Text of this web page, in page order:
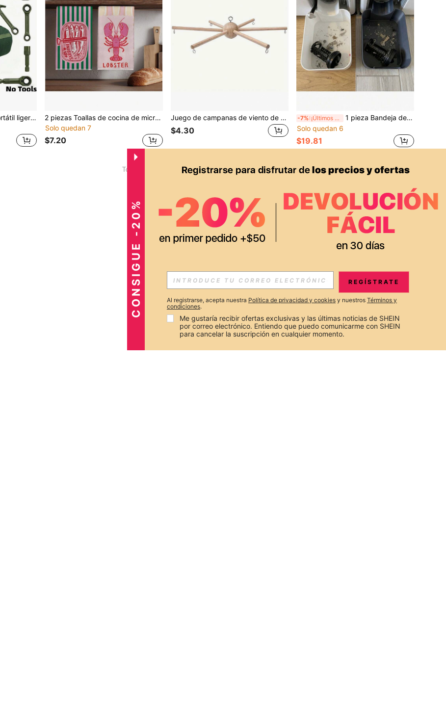
Bolsa de herramientas portátil ligera y duradera mejorada - Bolsa de almacenamiento multifuncional - Adecuada para camping, jardinería, entusiastas del bricolaje, decoración del hogar, reparación de automóviles y otros escenarios de mantenimiento, puede almacenar herramientas u otros artículos - Bolsa de transporte de equipo para exteriores, sin T
2 piezas Toallas de cocina de microfibra con patrón de sardinas en lata a rayas & langosta, 40*60cm Paños absorbentes, Toallas decorativas, Regalos de inauguración de casa, Adecuadas para cocina & baño, Excelentes para amas de casa y reuniones familiares,
Solo quedan 7
$7.20
Juego de campanas de viento de madera colgantes con mecanismo giratorio - Estilo vintage, sin electricidad requerida, fácil de montar, adecuado para decoración del hogar, pared, balcón, campanas de viento para exteriores, decoración de balcón, decoración rústica, construcción duradera
$4.30
-7% ¡Últimos 3 días
1 pieza Bandeja de drenaje para lavadora, caja de recolección de agua de salida del tambor de la lavadora, bandeja de filtro de agua residual, previene eficazmente el desbordamiento y la humedad del piso del cuarto de lavado
Solo quedan 6
$19.81
Total de 1 páginas 1
CONSIGUE -20% REGÍSTRATE
Al registrarse, acepta nuestra Política de privacidad y cookies y nuestros Términos y
condiciones.
Me gustaría recibir ofertas exclusivas y las últimas noticias de SHEIN
por correo electrónico. Entiendo que puedo comunicarme con SHEIN
para cancelar la suscripción en cualquier momento.